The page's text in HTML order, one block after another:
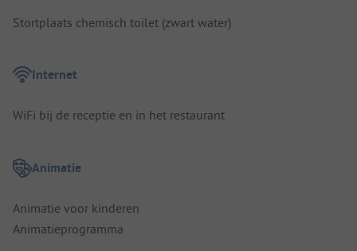
Stortplaats chemisch toilet (zwart water)
Internet
WiFi bij de receptie en in het restaurant
Animatie
Animatie voor kinderen
Animatieprogramma